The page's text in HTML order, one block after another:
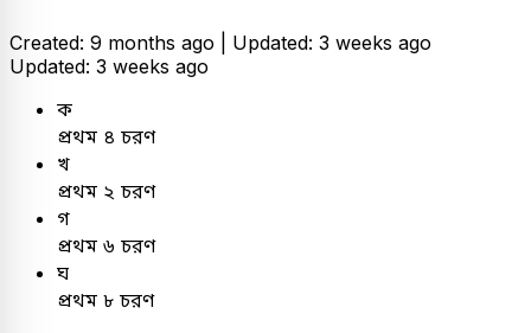
Created: 9 months ago | Updated: 3 weeks ago
Updated: 3 weeks ago
ক
প্রথম ৪ চরণ
খ
প্রথম ২ চরণ
গ
প্রথম ৬ চরণ
ঘ
প্রথম ৮ চরণ